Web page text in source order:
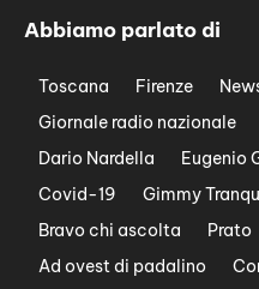
Abbiamo parlato di
Toscana Firenze
Giornale radio nazionale
Dario Nardella
Eugenio
Covid-19
Gimmy
Bravo chi ascolta
Prato
Ad ovest di padalino